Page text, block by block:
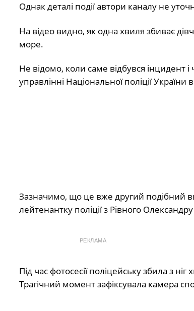
Однак деталі події автори каналу не
На відео видно, як одна хвиля збиває
море.
Не відомо, коли саме відбувся інцидент
управлінні Національної поліції
Зазначимо, що це вже другий подібний
лейтенантку поліції з Рівного
РЕКЛАМА
Під час фотосесії поліцейську збила з
Трагічний момент зафіксувала камера